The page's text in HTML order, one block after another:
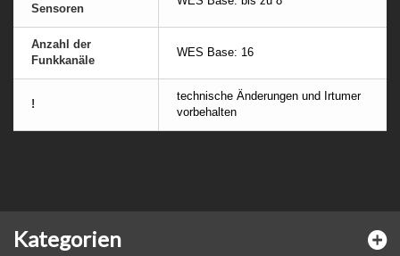
Sensoren
Anzahl der
Funkkanäle
WES Base: 16
!
technische Änderungen und Irtumer
vorbehalten
Kategorien